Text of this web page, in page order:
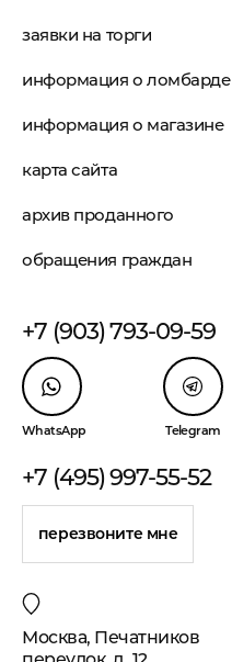
заявки на торги
информация о ломбарде
информация о магазине
карта сайта
архив проданного
обращения граждан
+7 (903) 793-09-59
WhatsApp Telegram
+7 (495) 997-55-52
перезвоните мне
Москва, Печатников